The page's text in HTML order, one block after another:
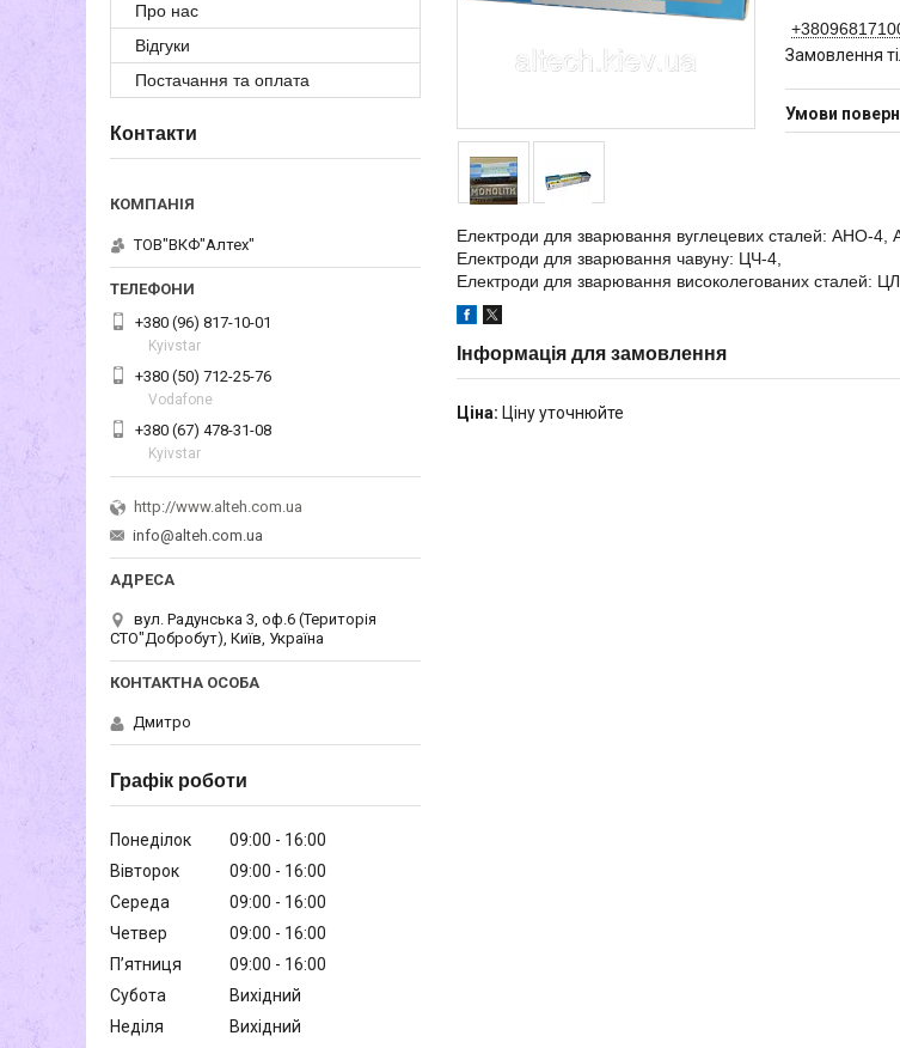
Замовлення
Електроди для зварювання вуглецевих сталей: АНО-
Електроди для зварювання чавуну: ЦЧ-4,
Електроди для зварювання високолегованих сталей:
Інформація для замовлення
Ціна: Ціну уточнюйте
Про нас
Відгуки
Постачання та оплата
Контакти
ТОВ"ВКФ"Алтех"
+380 (96) 817-10-01
Kyivstar
+380 (50) 712-25-76
Vodafone
+380 (67) 478-31-08
Kyivstar
http://www.alteh.com.ua
info@alteh.com.ua
вул. Радунська 3, оф.6 (Територія
СТО"Добробут), Київ, Україна
Дмитро
Графік роботи
Понеділок 09:00
16:00
Вівторок
09:00
16:00
Середа
09:00
16:00
Четвер
09:00
16:00
Пʼятниця
09:00
16:00
Субота
Вихідний
Неділя
Вихідний